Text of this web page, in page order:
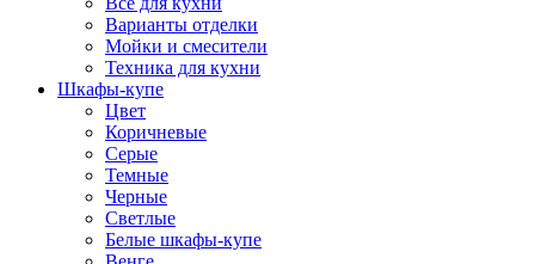
Варианты отделки
Мойки и смесители
Техника для кухни
Шкафы-купе
Цвет
Коричневые
Серые
Темные
Черные
Светлые
Белые шкафы-купе